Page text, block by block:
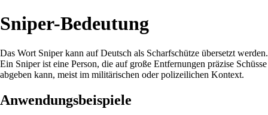
Sniper-Bedeutung
Das Wort Sniper kann auf Deutsch als Scharfschütze übersetzt werden.
Ein Sniper ist eine Person, die auf große Entfernungen präzise Schüsse
abgeben kann, meist im militärischen oder polizeilichen Kontext.
Anwendungsbeispiele